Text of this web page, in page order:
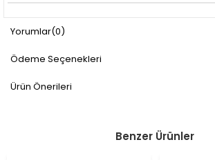
Yorumlar(0)
Ödeme Seçenekleri
Ürün Önerileri
Benzer Ürünler